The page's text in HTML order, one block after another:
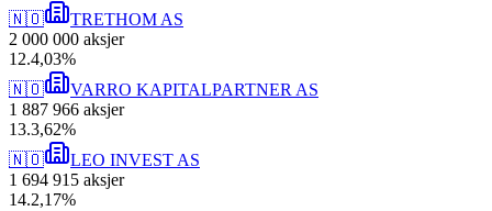
🇳🇴
TRETHOM AS
2 000 000 aksjer
12.4,03%
🇳🇴
VARRO KAPITALPARTNER AS
1 887 966 aksjer
13.3,62%
🇳🇴
LEO INVEST AS
1 694 915 aksjer
14.2,17%